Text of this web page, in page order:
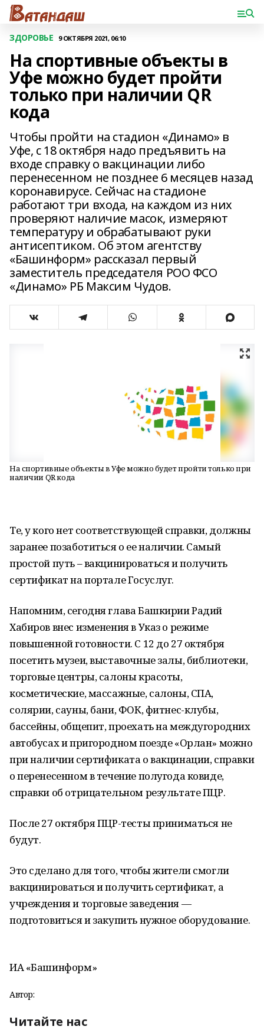
ЗДОРОВЬЕ 9 ОКТЯБРЯ 2021, 06:10
На спортивные объекты в
Уфе можно будет пройти
только при наличии QR
кода
Чтобы пройти на стадион «Динамо» в
Уфе, с 18 октября надо предъявить на
входе справку о вакцинации либо
перенесенном не позднее 6 месяцев назад
коронавирусе. Сейчас на стадионе
работают три входа, на каждом из них
проверяют наличие масок, измеряют
температуру и обрабатывают руки
антисептиком. Об этом агентству
«Башинформ» рассказал первый
заместитель председателя РОО ФСО
«Динамо» РБ Максим Чудов.
На спортивные объекты в Уфе можно будет пройти только при
наличии QR кода
Те, у кого нет соответствующей справки, должны
заранее позаботиться о ее наличии. Самый
простой путь – вакцинироваться и получить
сертификат на портале Госуслуг.
Напомним, сегодня глава Башкирии Радий
Хабиров внес изменения в Указ о режиме
повышенной готовности. С 12 до 27 октября
посетить музеи, выставочные залы, библиотеки,
торговые центры, салоны красоты,
косметические, массажные, салоны, СПА,
солярии, сауны, бани, ФОК, фитнес-клубы,
бассейны, общепит, проехать на междугородних
автобусах и пригородном поезде «Орлан» можно
при наличии сертификата о вакцинации, справки
о перенесенном в течение полугода ковиде,
справки об отрицательном результате ПЦР.
После 27 октября ПЦР-тесты приниматься не
будут.
Это сделано для того, чтобы жители смогли
вакцинироваться и получить сертификат, а
учреждения и торговые заведения —
подготовиться и закупить нужное оборудование.
ИА «Башинформ»
Автор:
Читайте нас